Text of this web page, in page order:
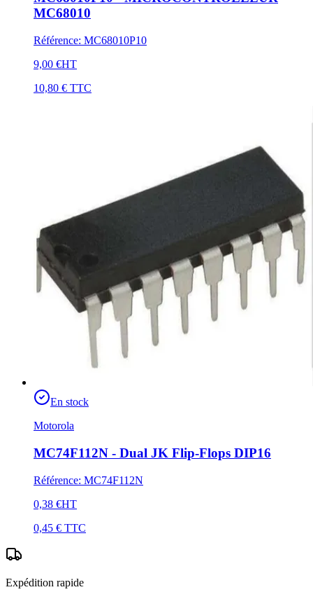
MC68010
Référence: MC68010P10
9,00 €HT
10,80 € TTC
En stock
Motorola
MC74F112N - Dual JK Flip-Flops DIP16
Référence: MC74F112N
0,38 €HT
0,45 € TTC
Expédition rapide